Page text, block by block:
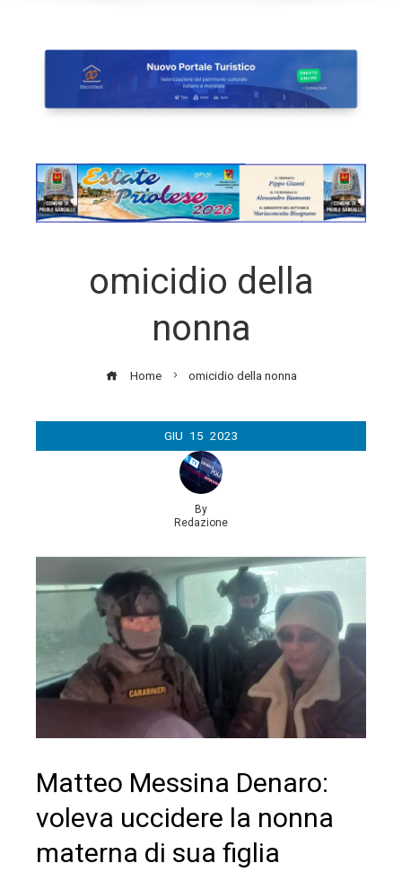
omicidio della
nonna
Home omicidio della nonna
GIU 15 2023
By
Redazione
Matteo Messina Denaro:
voleva uccidere la nonna
materna di sua figlia